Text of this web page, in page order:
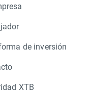
de inversión
XTB